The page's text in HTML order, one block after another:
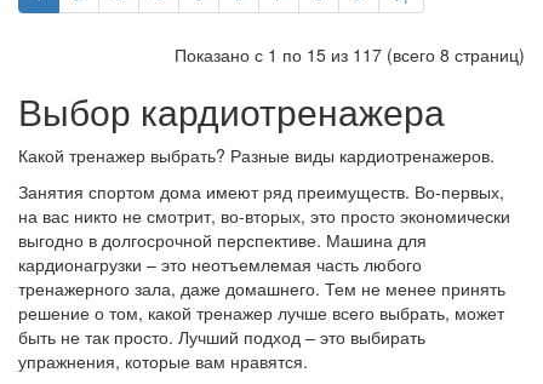
Показано с 1 по 15 из 117 (всего 8 страниц)
Выбор кардиотренажера
Какой тренажер выбрать? Разные виды кардиотренажеров.
Занятия спортом дома имеют ряд преимуществ. Во-первых,
на вас никто не смотрит, во-вторых, это просто экономически
выгодно в долгосрочной перспективе. Машина для
кардионагрузки – это неотъемлемая часть любого
тренажерного зала, даже домашнего. Тем не менее принять
решение о том, какой тренажер лучше всего выбрать, может
быть не так просто. Лучший подход – это выбирать
упражнения, которые вам нравятся.